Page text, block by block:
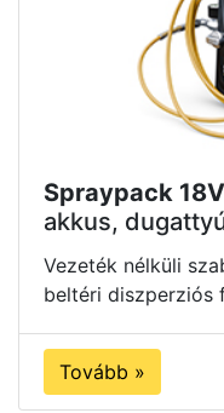
Spraypack 18V
akkus,
Vezeték nélküli
beltéri diszperziós
Tovább »